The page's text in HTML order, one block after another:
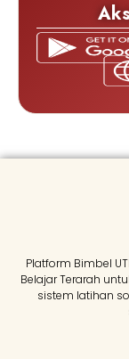
Platform Bimbel
Belajar Terarah
sistem latihan